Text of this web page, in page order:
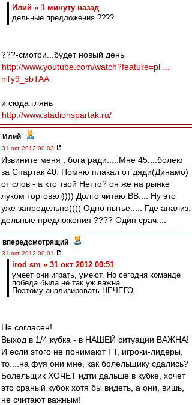
Илий » 1 минуту назад
дельные предложения ????
???-смотри...будет новый день
http://www.youtube.com/watch?feature=pl ...
nTy9_sbTAA
и сюда глянь
http://www.stadionspartak.ru/
Илий -
31 окт 2012 00:03
Извините меня , бога ради.....Мне 45....болею
за Спартак 40. Помню плакал от дяди(Динамо)
от слов - а кто твой Нетто? он же на рынке
луком торговал)))) Долго читаю ВВ.... Ну это
уже запредельно(((( Одно нытье..... Где анализ,
дельные предложения ???? Один срач....
впередсмотрящий -
31 окт 2012 00:01
irod sm » 31 окт 2012 00:51
умеет они играть, умеют. Но сегодня команде
победа была не так уж важна.
Поэтому анализировать НЕЧЕГО.
Не согласен!
Выход в 1/4 кубка - в НАШЕЙ ситуации ВАЖНА!
И если этого не понимают ГТ, игроки-лидеры,
то....на фуя они мне, как болельщику сдались?
Болельщик ХОЧЕТ идти дальше в кубке, хочет
это сраный кубок хотя бы видеть, а они, вишь,
не считают важным!